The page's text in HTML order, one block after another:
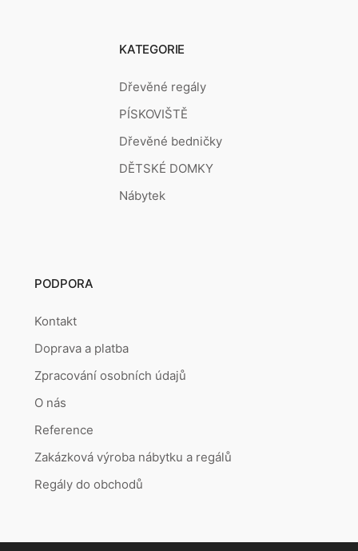
KATEGORIE
Dřevěné regály
PÍSKOVIŠTĚ
Dřevěné bedničky
DĚTSKÉ DOMKY
Nábytek
PODPORA
Kontakt
Doprava a platba
Zpracování osobních údajů
O nás
Reference
Zakázková výroba nábytku a regálů
Regály do obchodů